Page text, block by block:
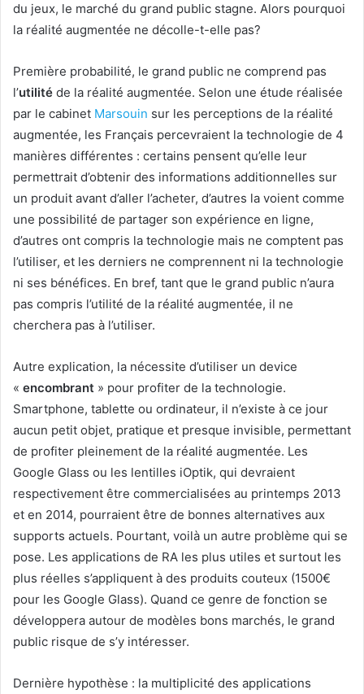
du jeux, le marché du grand public stagne. Alors pourquoi
la réalité augmentée ne décolle-t-elle pas?
Première probabilité, le grand public ne comprend pas
l’utilité de la réalité augmentée. Selon une étude réalisée
par le cabinet Marsouin sur les perceptions de la réalité
augmentée, les Français percevraient la technologie de 4
manières différentes : certains pensent qu’elle leur
permettrait d’obtenir des informations additionnelles sur
un produit avant d’aller l’acheter, d’autres la voient comme
une possibilité de partager son expérience en ligne,
d’autres ont compris la technologie mais ne comptent pas
l’utiliser, et les derniers ne comprennent ni la technologie
ni ses bénéfices. En bref, tant que le grand public n’aura
pas compris l’utilité de la réalité augmentée, il ne
cherchera pas à l’utiliser.
Autre explication, la nécessite d’utiliser un device
« encombrant » pour profiter de la technologie.
Smartphone, tablette ou ordinateur, il n’existe à ce jour
aucun petit objet, pratique et presque invisible, permettant
de profiter pleinement de la réalité augmentée. Les
Google Glass ou les lentilles iOptik, qui devraient
respectivement être commercialisées au printemps 2013
et en 2014, pourraient être de bonnes alternatives aux
supports actuels. Pourtant, voilà un autre problème qui se
pose. Les applications de RA les plus utiles et surtout les
plus réelles s’appliquent à des produits couteux (1500€
pour les Google Glass). Quand ce genre de fonction se
développera autour de modèles bons marchés, le grand
public risque de s’y intéresser.
Dernière hypothèse : la multiplicité des applications